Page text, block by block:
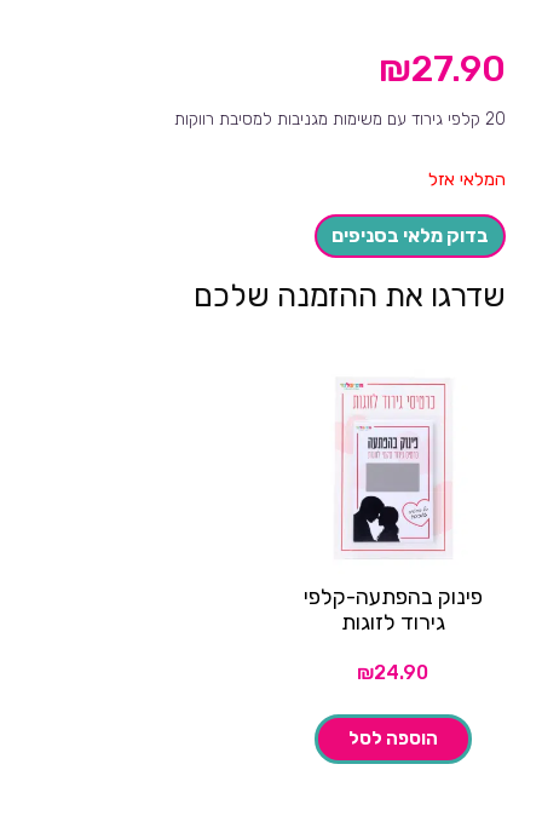
₪27.90
20 קלפי גירוד עם משימות מגניבות למסיבת רווקות
המלאי אזל
בדוק מלאי בסניפים
שדרגו את ההזמנה שלכם
פינוק בהפתעה-קלפי
גירוד לזוגות
₪24.90
הוספה לסל